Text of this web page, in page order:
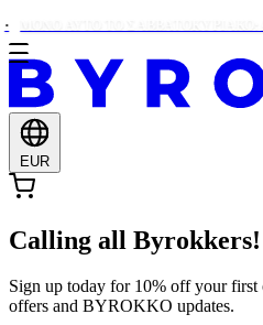
EUR
Calling all Byrokkers!
Sign up today for 10% off your first
offers and BYROKKO updates.